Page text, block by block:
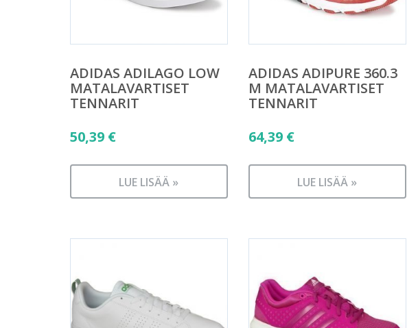
ADIDAS ADILAGO LOW
MATALAVARTISET
TENNARIT
50,39 €
LUE LISÄÄ »
ADIDAS ADIPURE 360.3
M MATALAVARTISET
TENNARIT
64,39 €
LUE LISÄÄ »